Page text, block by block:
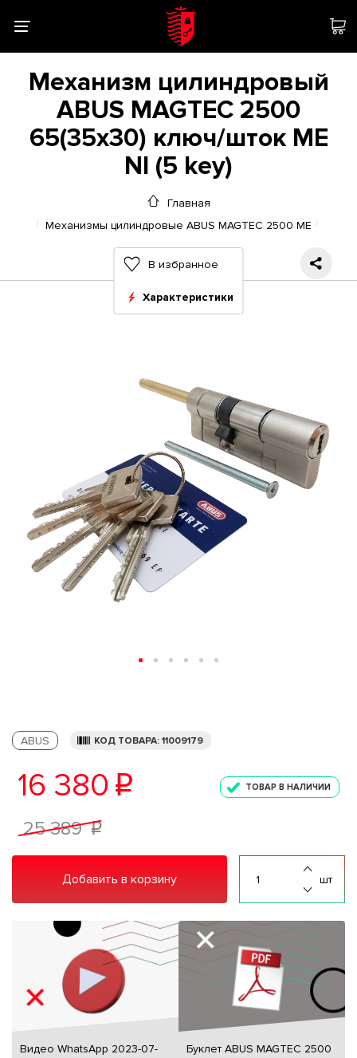
Механизм цилиндровый
ABUS MAGTEC 2500
65(35x30) ключ/шток ME
NI (5 key)
Главная
Механизмы цилиндровые ABUS MAGTEC 2500 ME
В избранное
Характеристики
ABUS КОД ТОВАРА: 11009179
16 380 p ТОВАР В НАЛИЧИИ
25 389 p
Добавить в корзину шт
Видео WhatsApp 2023-07-
Буклет ABUS MAGTEC 2500